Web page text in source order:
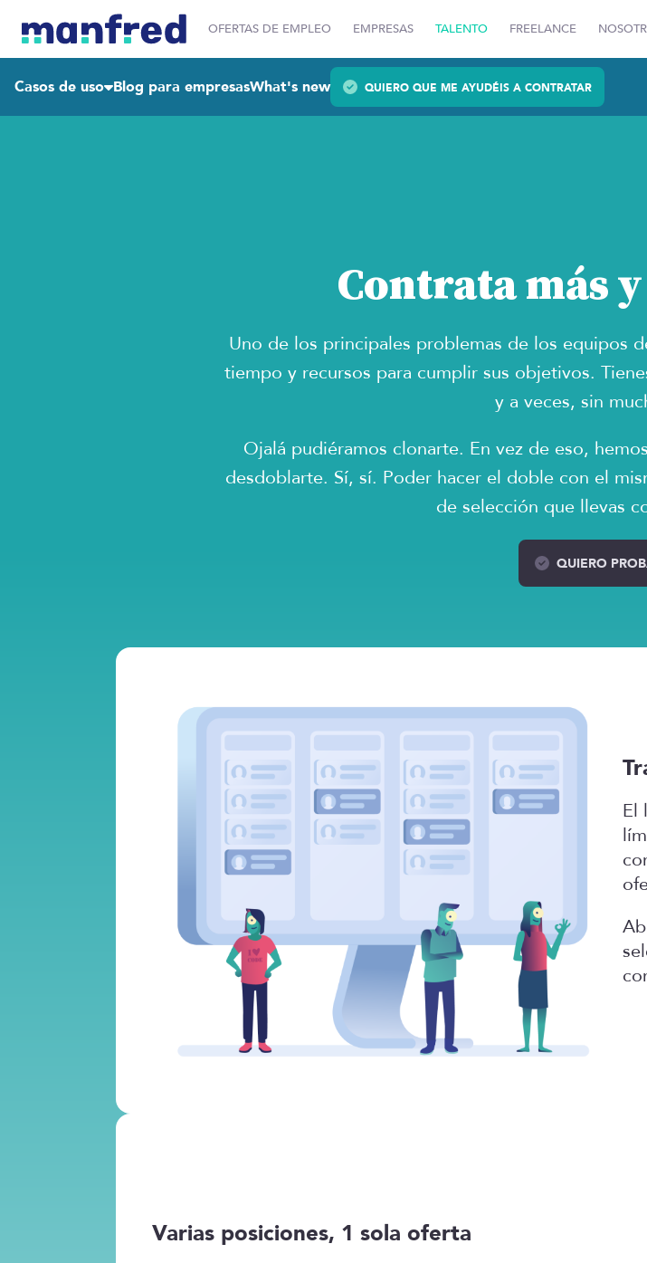
OFERTAS DE EMPLEO EMPRESAS TALENTO FREELANCE
Casos de uso Blog para empresasWhat's new QUIERO QUE ME AYUDÉIS A CONTRATAR
Contrata más
Uno de los principales problemas de los equipos
tiempo y recursos para cumplir sus objetivos.
y a veces, sin
Ojalá pudiéramos clonarte. En vez de eso,
desdoblarte. Sí, sí. Poder hacer el doble con el
de selección que llevas
QUIERO
El
Varias posiciones, 1 sola oferta